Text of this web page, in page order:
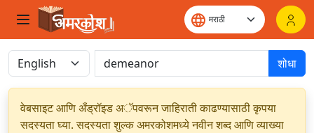
शोधा
वेबसाइट आणि अँड्रॉइड अॅपवरून जाहिराती काढण्यासाठी कृपया
सदस्यता घ्या. सदस्यता शुल्क अमरकोशमध्ये नवीन शब्द आणि व्याख्या